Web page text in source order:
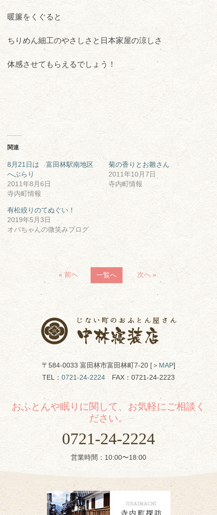
暖簾をくぐると
ちりめん細工のやさしさと日本家屋の涼しさ
体感させてもらえるでしょう！
関連
8月21日は 富田林駅南地区
へぶらり
2011年8月6日
寺内町情報
菊の香りとお雛さん
2011年10月7日
寺内町情報
有松絞りのてぬぐい！
2019年5月3日
オバちゃんの微笑みブログ
« 前へ 一覧へ 次へ »
〒584-0033 富田林市富田林町7-20 [＞ MAP]
TEL： 0721-24-2224 FAX：0721-24-2223
おふとんや眠りに関して、お気軽にご相談く
ださい。
0721-24-2224
営業時間：10:00〜18:00